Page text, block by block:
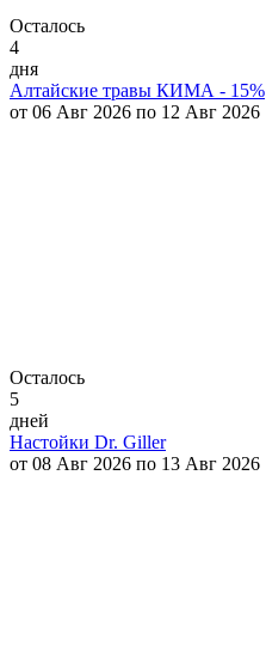
Осталось
4
дня
Алтайские травы КИМА - 15%
от 06 Авг 2026 по 12 Авг 2026
Осталось
5
дней
Настойки Dr. Giller
от 08 Авг 2026 по 13 Авг 2026